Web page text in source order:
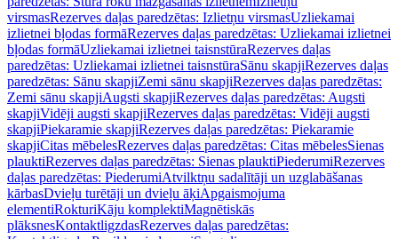
virsmasRezerves daļas paredzētas: Izlietņu virsmasUzliekamai
izlietnei bļodas formāRezerves daļas paredzētas: Uzliekamai izlietnei
bļodas formāUzliekamai izlietnei taisnstūraRezerves daļas
paredzētas: Uzliekamai izlietnei taisnstūraSānu skapjiRezerves daļas
paredzētas: Sānu skapjiZemi sānu skapjiRezerves daļas paredzētas:
Zemi sānu skapjiAugsti skapjiRezerves daļas paredzētas: Augsti
skapjiVidēji augsti skapjiRezerves daļas paredzētas: Vidēji augsti
skapjiPiekaramie skapjiRezerves daļas paredzētas: Piekaramie
skapjiCitas mēbelesRezerves daļas paredzētas: Citas mēbelesSienas
plauktiRezerves daļas paredzētas: Sienas plauktiPiederumiRezerves
daļas paredzētas: PiederumiAtvilktņu sadalītāji un uzglabāšanas
kārbasDvieļu turētāji un dvieļu āķiApgaismojuma
elementiRokturiKāju komplektiMagnētiskās
plāksnesKontaktligzdasRezerves daļas paredzētas: